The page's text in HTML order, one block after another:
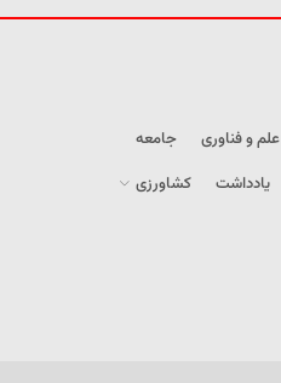
علم و فناوری
جامعه
یادداشت
کشاورزی